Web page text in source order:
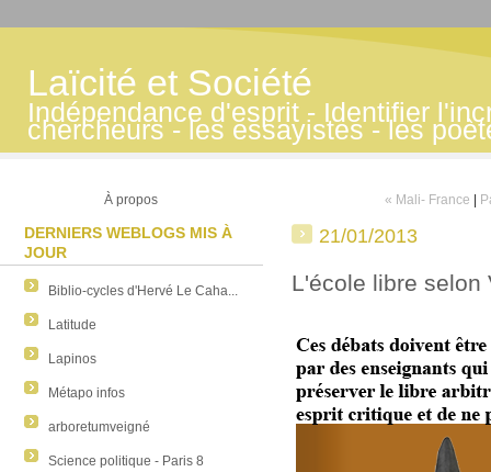
Laïcité et Société
Indépendance d'esprit - Identifier
chercheurs - les essayistes - les
À propos
DERNIERS WEBLOGS MIS À
JOUR
Biblio-cycles d'Hervé Le Caha...
Latitude
Lapinos
Métapo infos
arboretumveigné
Science politique - Paris 8
« Mali- France
21/01/2013
L'école libre selon